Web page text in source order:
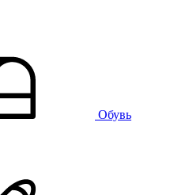
Обувь